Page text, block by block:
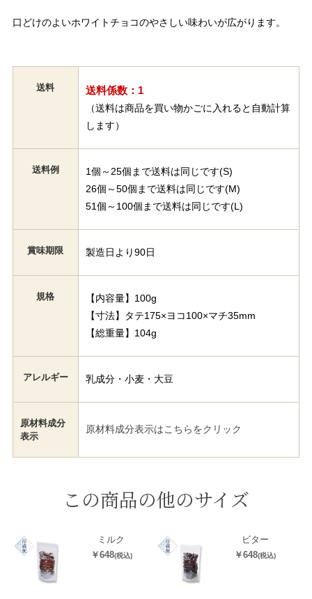
口どけのよいホワイトチョコのやさしい味わいが広がります。
送料 送料係数：1
（送料は商品を買い物かごに入れると自動計算
します）
送料例
1個～25個まで送料は同じです(S)
26個～50個まで送料は同じです(M)
51個～100個まで送料は同じです(L)
賞味期限 製造日より90日
規格
【内容量】100g
【寸法】タテ175×ヨコ100×マチ35mm
【総重量】104g
アレルギー 乳成分・小麦・大豆
原材料成分
表示
原材料成分表示はこちらをクリック
この商品の他のサイズ
ミルク
￥648(税込)
ビター
￥648(税込)